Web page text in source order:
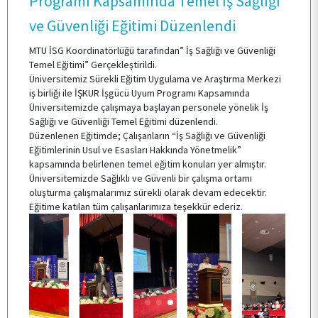
E-HİZMET
İLETİŞİM
ve Güvenliği Eğitimi Düzenlendi
MTU İSG Koordinatörlüğü tarafından” İş Sağlığı ve Güvenliği
Temel Eğitimi” Gerçekleştirildi.
Üniversitemiz Sürekli Eğitim Uygulama ve Araştırma Merkezi
iş birliği ile İŞKUR İşgücü Uyum Programı Kapsamında
Üniversitemizde çalışmaya başlayan personele yönelik İş
Sağlığı ve Güvenliği Temel Eğitimi düzenlendi.
Düzenlenen Eğitimde; Çalışanların “İş Sağlığı ve Güvenliği
Eğitimlerinin Usul ve Esasları Hakkında Yönetmelik”
kapsamında belirlenen temel eğitim konuları yer almıştır.
Üniversitemizde Sağlıklı ve Güvenli bir çalışma ortamı
oluşturma çalışmalarımız sürekli olarak devam edecektir.
Eğitime katılan tüm çalışanlarımıza teşekkür ederiz.